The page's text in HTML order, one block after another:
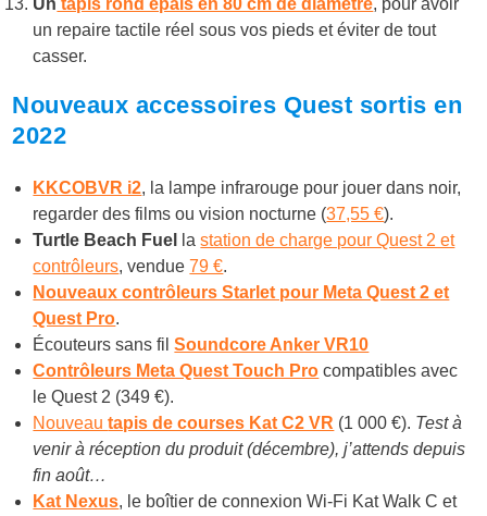
un repaire tactile réel sous vos pieds et éviter de tout
casser.
Nouveaux accessoires Quest sortis en
2022
KKCOBVR i2, la lampe infrarouge pour jouer dans noir,
regarder des films ou vision nocturne (37,55 €).
Turtle Beach Fuel
lastation de charge pour Quest 2 et
contrôleurs, vendue79 €.
Nouveaux contrôleurs Starlet pour Meta Quest 2 et
Quest Pro.
Écouteurs sans filSoundcore Anker VR10
Contrôleurs Meta Quest Touch Pro compatibles avec
le Quest 2 (349 €).
Nouveautapis de courses Kat C2 VR (1 000 €). Test à
venir à réception du produit (décembre), j’attends depuis
fin août…
Kat Nexus, le boîtier de connexion Wi-Fi Kat Walk C et